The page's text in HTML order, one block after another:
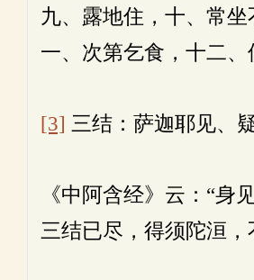
九、露地住，十、常坐
一、次第乞食，十二、
[3] 三结：萨迦耶见、
《中阿含经》云：“身
三结已尽，得须陀洹，